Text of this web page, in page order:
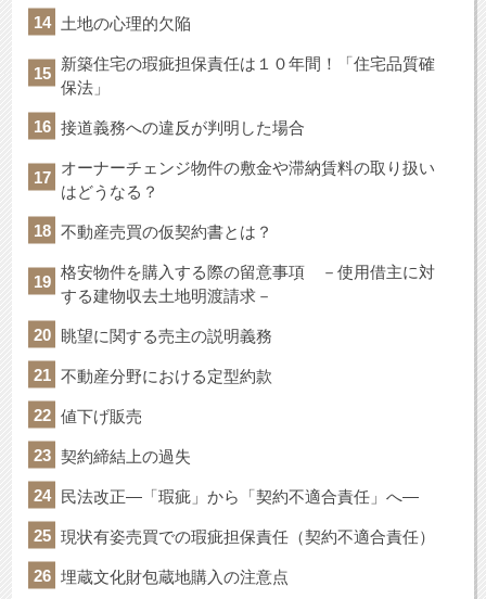
土地の心理的欠陥
新築住宅の瑕疵担保責任は１０年間！「住宅品質確
保法」
接道義務への違反が判明した場合
オーナーチェンジ物件の敷金や滞納賃料の取り扱い
はどうなる？
不動産売買の仮契約書とは？
格安物件を購入する際の留意事項 －使用借主に対
する建物収去土地明渡請求－
眺望に関する売主の説明義務
不動産分野における定型約款
値下げ販売
契約締結上の過失
民法改正―「瑕疵」から「契約不適合責任」へ―
現状有姿売買での瑕疵担保責任（契約不適合責任）
埋蔵文化財包蔵地購入の注意点